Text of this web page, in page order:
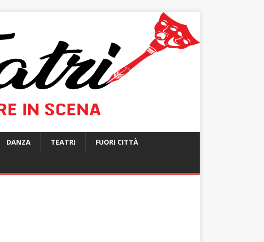
DANZA TEATRI FUORI CITTÀ